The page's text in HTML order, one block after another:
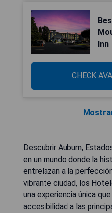
Inn
CHECK
Descubrir Auburn,
en un mundo donde la
entrelazan a la
vibrante ciudad, los
una experiencia única
accesibilidad a las